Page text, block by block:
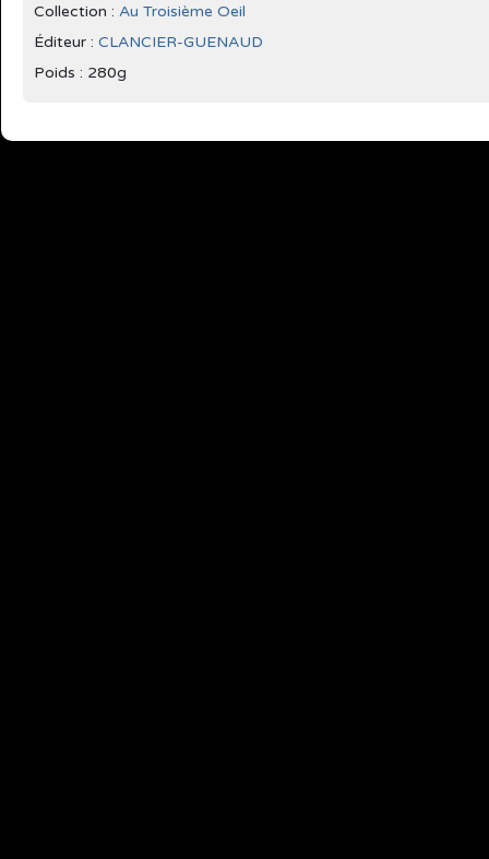
Collection : Au Troisième Oeil
Éditeur : CLANCIER-GUENAUD
Poids : 280g